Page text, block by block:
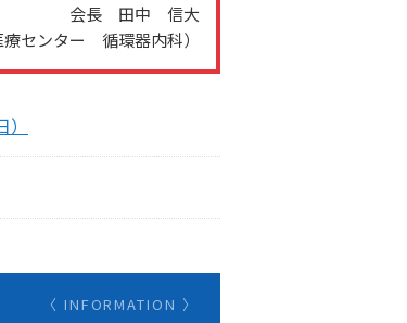
会長 田中 信大
療センター 循環器内科）
〈 INFORMATION 〉